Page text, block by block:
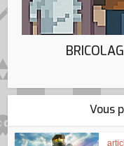
Vous